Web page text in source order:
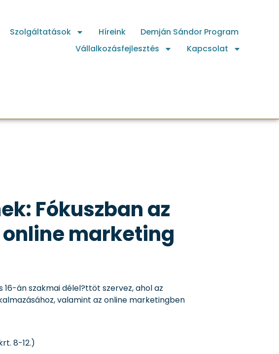
Szolgáltatások Híreink
Demján Sándor Program
Vállalkozásfejlesztés
Kapcsolat
Fókuszban az
marketing
16-án szakmai délel?ttöt szervez, ahol az
valamint az online marketingben
8-12.)